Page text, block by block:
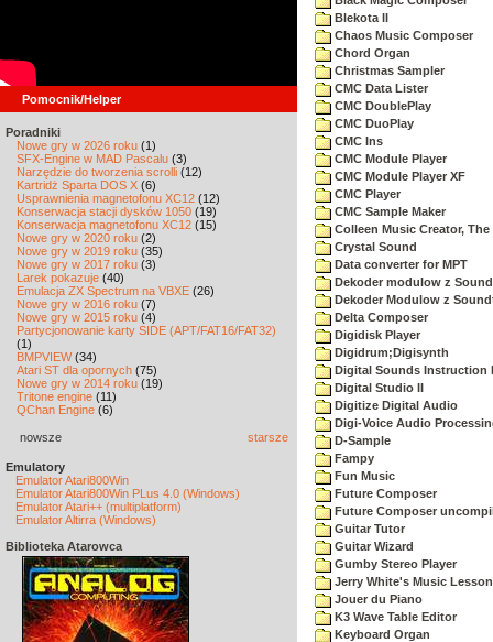
Pomocnik/Helper
Poradniki
Nowe gry w 2026 roku (1)
SFX-Engine w MAD Pascalu (3)
Narzędzie do tworzenia scrolli (12)
Kartridż Sparta DOS X (6)
Usprawnienia magnetofonu XC12 (12)
Konserwacja stacji dysków 1050 (19)
Konserwacja magnetofonu XC12 (15)
Nowe gry w 2020 roku (2)
Nowe gry w 2019 roku (35)
Nowe gry w 2017 roku (3)
Larek pokazuje (40)
Emulacja ZX Spectrum na VBXE (26)
Nowe gry w 2016 roku (7)
Nowe gry w 2015 roku (4)
Partycjonowanie karty SIDE (APT/FAT16/FAT32)
(1)
BMPVIEW(34)
Atari ST dla opornych (75)
Nowe gry w 2014 roku (19)
Tritone engine (11)
QChan Engine (6)
nowsze starsze
Emulatory
Emulator Atari800Win
Emulator Atari800Win PLus 4.0 (Windows)
Emulator Atari++ (multiplatform)
Emulator Altirra (Windows)
Biblioteka Atarowca
Blekota II
Chaos Music Composer
Chord Organ
Christmas Sampler
CMC Data Lister
CMC DoublePlay
CMC DuoPlay
CMC Ins
CMC Module Player
CMC Module Player XF
CMC Player
CMC Sample Maker
Colleen Music Creator, The
Crystal Sound
Data converter for MPT
Dekoder modulow z
Dekoder Modulow z
Delta Composer
Digidisk Player
Digidrum;Digisynth
Digital Sounds Instruction
Digital Studio II
Digitize Digital Audio
Digi-Voice Audio
D-Sample
Fampy
Fun Music
Future Composer
Future Composer
Guitar Tutor
Guitar Wizard
Gumby Stereo Player
Jerry White's Music
Jouer du Piano
K3 Wave Table Editor
Keyboard Organ